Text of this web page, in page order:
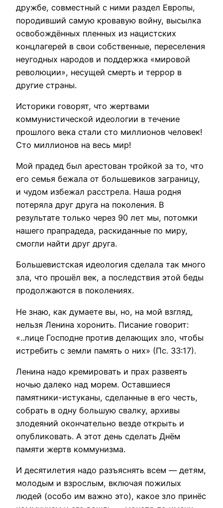
дружбе, совместный с ними раздел Европы,
породивший самую кровавую войну, высылка
освобождённых пленных из нацистских
концлагерей в свои собственные, переселения
неугодных народов и поддержка «мировой
революции», несущей смерть и террор в
другие страны.
Историки говорят, что жертвами
коммунистической идеологии в течение
прошлого века стали сто миллионов человек!
Сто миллионов на весь мир!
Мой прадед был арестован тройкой за то, что
его семья бежала от большевиков заграницу,
и чудом избежал расстрела. Наша родня
потеряла друг друга на поколения. В
результате только через 90 лет мы, потомки
нашего прапрадеда, раскиданные по миру,
смогли найти друг друга.
Большевистская идеология сделала так много
зла, что прошёл век, а последствия этой беды
продолжаются в поколениях.
Не знаю, как думаете вы, но, на мой взгляд,
нельзя Ленина хоронить. Писание говорит:
«..лице Господне против делающих зло, чтобы
истребить с земли память о них» (Пс. 33:17).
Ленина надо кремировать и прах развеять
ночью далеко над морем. Оставшиеся
памятники-истуканы, сделанные в его честь,
собрать в одну большую свалку, архивы
злодеяний окончательно везде открыть и
опубликовать. А этот день сделать Днём
памяти жертв коммунизма.
И десятилетия надо разъяснять всем — детям,
молодым и взрослым, включая пожилых
людей (особо им важно это), какое зло принёс